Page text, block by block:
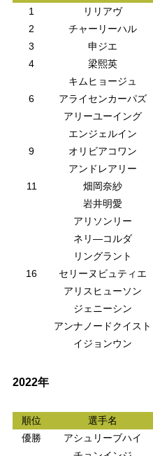
1
リリアヴ
2
チャーリーハル
3
申ジエ
4
梁熙英
キムヒョージュ
6
アライセンカーパズ
アリーユーイング
エンジェルイン
9
オリビアコワン
アンドレアリー
11
畑岡奈紗
岩井明愛
アリソンリー
ネリ―コルダ
リングラント
16
セリーヌビュティエ
アリスヒューソン
ジェニーシン
アンナノードクイスト
イジョンウン
2022年
順位 選手名
優勝
アシュリーブハイ